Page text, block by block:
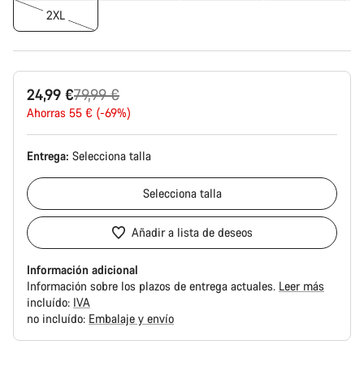
2XL
24,99 €
Precio
original
79,99 €
Ahorras 55 € (-69%)
Entrega: Selecciona talla
Selecciona talla
Añadir a lista de deseos
Información adicional
Información sobre los plazos de entrega actuales. Leer más
incluído: IVA
no incluído: Embalaje y envío